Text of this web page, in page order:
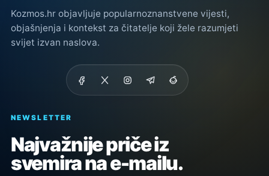
Kozmos.hr objavljuje popularnoznanstvene vijesti,
objašnjenja i kontekst za čitatelje koji žele razumjeti
svijet izvan naslova.
NEWSLETTER
Najvažnije priče iz
svemira na e-mailu.